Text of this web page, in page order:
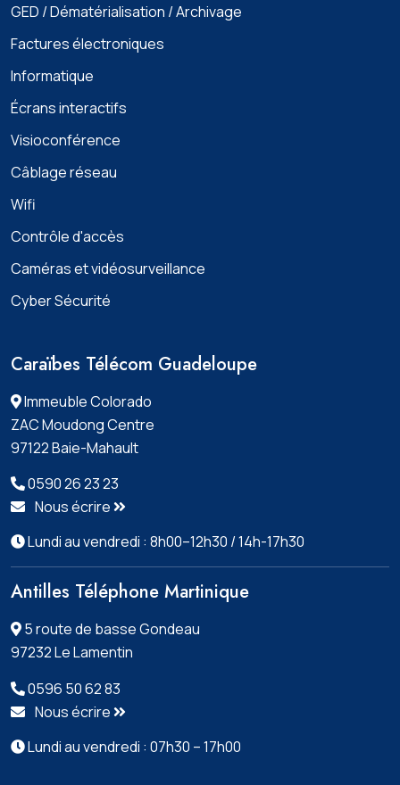
GED / Dématérialisation / Archivage
Factures électroniques
Informatique
Écrans interactifs
Visioconférence
Câblage réseau
Wifi
Contrôle d'accès
Caméras et vidéosurveillance
Cyber Sécurité
Caraïbes Télécom Guadeloupe
Immeuble Colorado
ZAC Moudong Centre
97122 Baie-Mahault
0590 26 23 23
Nous écrire
Lundi au vendredi : 8h00–12h30 / 14h-17h30
Antilles Téléphone Martinique
5 route de basse Gondeau
97232 Le Lamentin
0596 50 62 83
Nous écrire
Lundi au vendredi : 07h30 – 17h00